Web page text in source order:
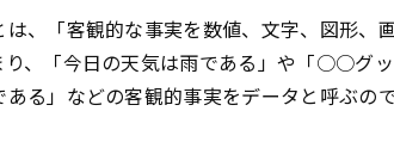
、「客観的な事実を数値、文字、図形、
り、「今日の天気は雨である」や「○○グ
る」などの客観的事実をデータと呼ぶので